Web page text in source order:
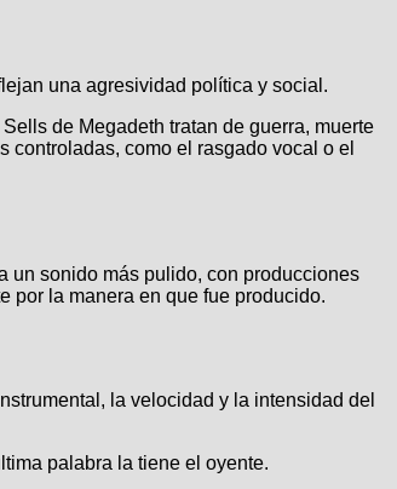
una agresividad política y social.
de Megadeth tratan de guerra, muerte
controladas, como el rasgado vocal o el
un sonido más pulido, con producciones
por la manera en que fue producido.
la velocidad y la intensidad del
palabra la tiene el oyente.